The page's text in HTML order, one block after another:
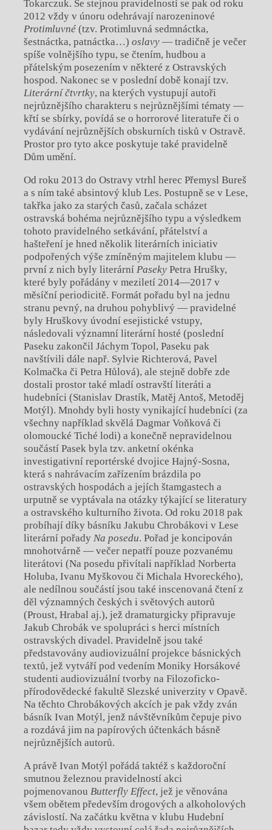
Tokarczuk. Se stejnou pravidelností se pak od roku
2012 vždy v únoru odehrávají narozeninové
Protimluvné (tzv. Protimluvná sedmnáctka,
šestnáctka, patnáctka…) oslavy — tradičně je večer
spíše volnějšího typu, se čtením, hudbou a
přátelským posezením v některé z Ostravských
hospod. Nakonec se v poslední době konají tzv.
Literární čtvrtky, na kterých vystupují autoři
nejrůznějšího charakteru s nejrůznějšími tématy —
křtí se sbírky, povídá se o horrorové literatuře či o
vydávání nejrůznějších obskurních tisků v Ostravě.
Prostor pro tyto akce poskytuje také pravidelně
Dům umění.
Od roku 2013 do Ostravy vtrhl herec Přemysl Bureš
a s ním také absintový klub Les. Postupně se v Lese,
takřka jako za starých časů, začala scházet
ostravská bohéma nejrůznějšího typu a výsledkem
tohoto pravidelného setkávání, přátelství a
hašteření je hned několik literárních iniciativ
podpořených výše zmíněným majitelem klubu —
první z nich byly literární Paseky Petra Hrušky,
které byly pořádány v meziletí 2014—2017 v
měsíční periodicitě. Formát pořadu byl na jednu
stranu pevný, na druhou pohyblivý — pravidelné
byly Hruškovy úvodní esejistické vstupy,
následovali významní literární hosté (poslední
Paseku zakončil Jáchym Topol, Paseku pak
navštívili dále např. Sylvie Richterová, Pavel
Kolmačka či Petra Hůlová), ale stejně dobře zde
dostali prostor také mladí ostravští literáti a
hudebníci (Stanislav Drastík, Matěj Antoš, Metoděj
Motýl). Mnohdy byli hosty vynikající hudebníci (za
všechny například skvělá Dagmar Voňková či
olomoucké Tiché lodi) a konečně nepravidelnou
součástí Pasek byla tzv. anketní okénka
investigativní reportérské dvojice Hajný-Sosna,
která s nahrávacím zařízením brázdila po
ostravských hospodách a jejích štamgastech a
urputně se vyptávala na otázky týkající se literatury
a ostravského kulturního života. Od roku 2018 pak
probíhají díky básníku Jakubu Chrobákovi v Lese
literární pořady Na posedu. Pořad je koncipován
mnohotvárně — večer nepatří pouze pozvanému
literátovi (Na posedu přivítali například Norberta
Holuba, Ivanu Myškovou či Michala Hvoreckého),
ale nedílnou součástí jsou také inscenovaná čtení z
děl významných českých i světových autorů
(Proust, Hrabal aj.), jež dramaturgicky připravuje
Jakub Chrobák ve spolupráci s herci místních
ostravských divadel. Pravidelně jsou také
představovány audiovizuální projekce básnických
textů, jež vytváří pod vedením Moniky Horsákové
studenti audiovizuální tvorby na Filozoficko-
přírodovědecké fakultě Slezské univerzity v Opavě.
Na těchto Chrobákových akcích je pak vždy zván
básník Ivan Motýl, jenž návštěvníkům čepuje pivo
a rozdává jim na papírových účtenkách básně
nejrůznějších autorů.
A právě Ivan Motýl pořádá taktéž s každoroční
smutnou železnou pravidelností akci
pojmenovanou Butterfly Effect, jež je věnována
všem obětem především drogových a alkoholových
závislostí. Na začátku května v klubu Hudební